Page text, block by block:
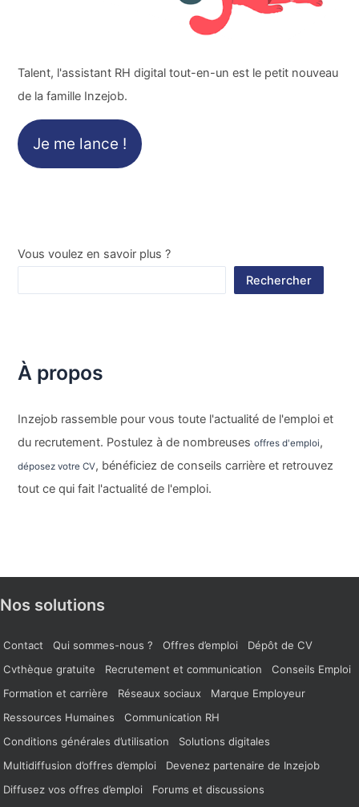
Talent, l'assistant RH digital tout-en-un est le petit nouveau
de la famille Inzejob.
Je me lance !
Vous voulez en savoir plus ?
Rechercher
À propos
Inzejob rassemble pour vous toute l'actualité de l'emploi et
du recrutement. Postulez à de nombreusesoffres d'emploi,
déposez votre CV, bénéficiez de conseils carrière et retrouvez
tout ce qui fait l'actualité de l'emploi.
Nos solutions
Contact Qui sommes-nous ? Offres d’emploi
Dépôt de CV
Cvthèque gratuite
Recrutement et communication
Conseils Emploi
Formation et carrière
Réseaux sociaux
Marque Employeur
Ressources Humaines
Communication RH
Conditions générales d’utilisation
Solutions digitales
Multidiffusion d’offres d’emploi
Devenez partenaire de Inzejob
Diffusez vos offres d’emploi
Forums et discussions